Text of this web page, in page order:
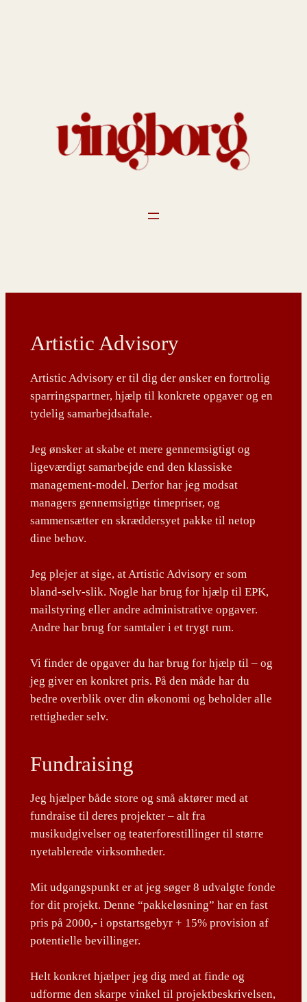
Artistic Advisory
Artistic Advisory er til dig der ønsker en fortrolig
sparringspartner, hjælp til konkrete opgaver og en
tydelig samarbejdsaftale.
Jeg ønsker at skabe et mere gennemsigtigt og
ligeværdigt samarbejde end den klassiske
management-model. Derfor har jeg modsat
managers gennemsigtige timepriser, og
sammensætter en skræddersyet pakke til netop
dine behov.
Jeg plejer at sige, at Artistic Advisory er som
bland-selv-slik. Nogle har brug for hjælp til EPK,
mailstyring eller andre administrative opgaver.
Andre har brug for samtaler i et trygt rum.
Vi finder de opgaver du har brug for hjælp til – og
jeg giver en konkret pris. På den måde har du
bedre overblik over din økonomi og beholder alle
rettigheder selv.
Fundraising
Jeg hjælper både store og små aktører med at
fundraise til deres projekter – alt fra
musikudgivelser og teaterforestillinger til større
nyetablerede virksomheder.
Mit udgangspunkt er at jeg søger 8 udvalgte fonde
for dit projekt. Denne “pakkeløsning” har en fast
pris på 2000,- i opstartsgebyr + 15% provision af
potentielle bevillinger.
Helt konkret hjælper jeg dig med at finde og
udforme den skarpe vinkel til projektbeskrivelsen,